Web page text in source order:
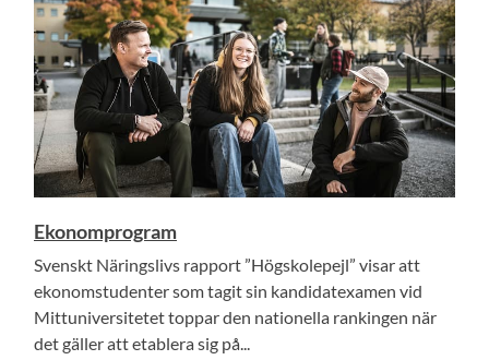
Ekonomprogram
Svenskt Näringslivs rapport ”Högskolepejl” visar att
ekonomstudenter som tagit sin kandidatexamen vid
Mittuniversitetet toppar den nationella rankingen när
det gäller att etablera sig på...